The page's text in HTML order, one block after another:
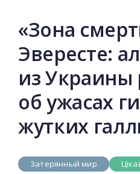
«Зона
Эвересте:
из Украины
об ужасах
жутких
Затерянный мир